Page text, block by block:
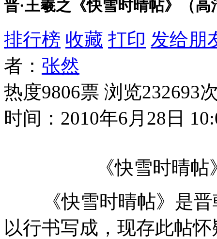
晋·王羲之《快雪时晴帖》（
排行榜 收藏 打印 发给朋
者： 张然
热度9806票 浏览232693
时间：2010年6月28日
《快雪时晴
《快雪时晴帖》是晋
以行书写成，现存此帖